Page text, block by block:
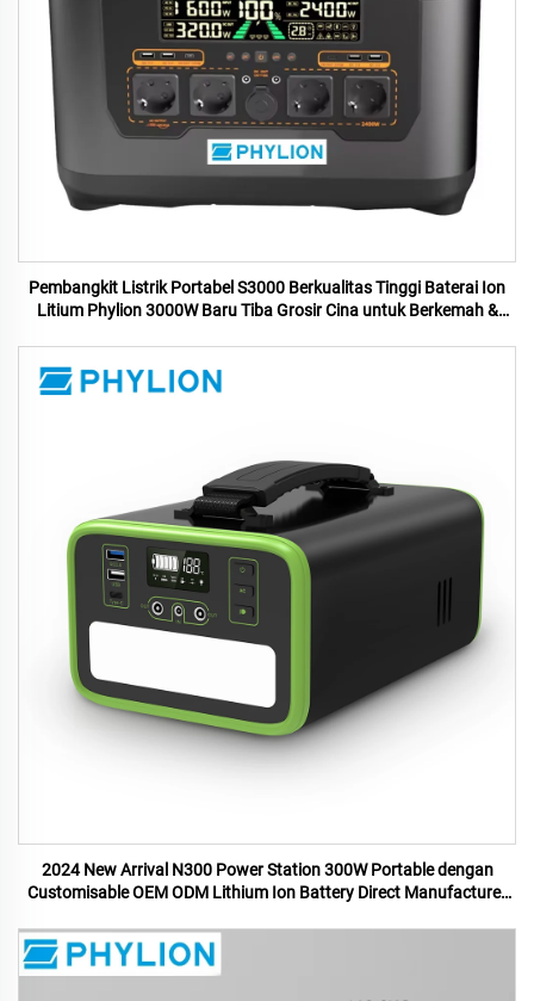
Pembangkit Listrik Portabel S3000 Berkualitas Tinggi Baterai Ion
Litium Phylion 3000W Baru Tiba Grosir Cina untuk Berkemah &
2024 New Arrival N300 Power Station 300W Portable dengan
Customisable OEM ODM Lithium Ion Battery Direct Manufacturer